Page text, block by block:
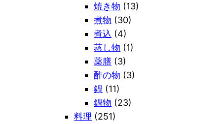
焼き物 (13)
煮物 (30)
煮込 (4)
蒸し物 (1)
薬膳 (3)
酢の物 (3)
鍋 (11)
鍋物 (23)
料理 (251)